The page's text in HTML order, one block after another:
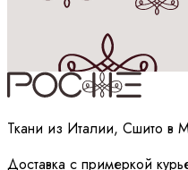
Принимаюполитику
Ткани из Италии, Сшито в
Доставка с примеркой